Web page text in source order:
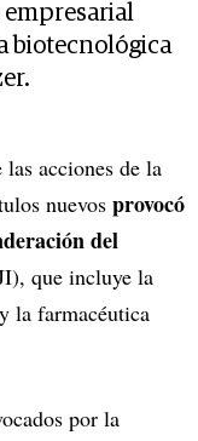
empresarial
biotecnológica
acciones de la
nuevos provocó
del
que incluye la
y la farmacéutica
por la